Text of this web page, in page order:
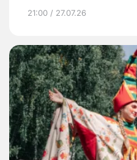
21:00 / 27.07.26